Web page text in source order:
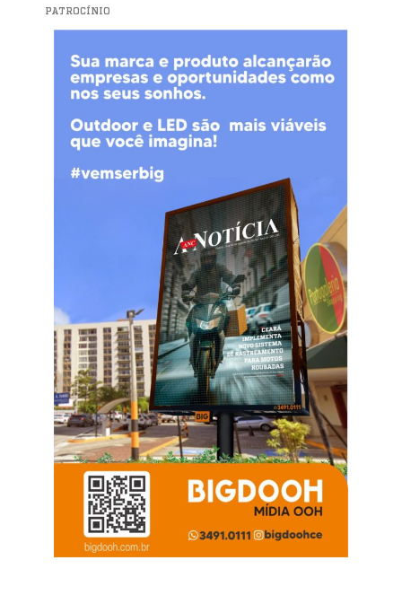
PATROCÍNIO